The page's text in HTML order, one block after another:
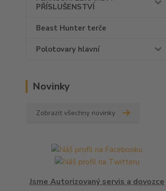
PŘÍSLUŠENSTVÍ
Beast Hunter terče
Polotovary hlavní
Novinky
Zobrazit všechny novinky
Jsme Autorizovaný servis a dovozce